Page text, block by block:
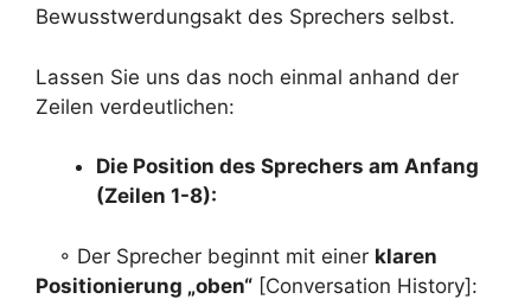
Bewusstwerdungsakt des Sprechers selbst.
Lassen Sie uns das noch einmal anhand der
Zeilen verdeutlichen:
Die Position des Sprechers am Anfang
(Zeilen 1-8):
◦ Der Sprecher beginnt mit einer klaren
Positionierung „oben“ [Conversation History]: